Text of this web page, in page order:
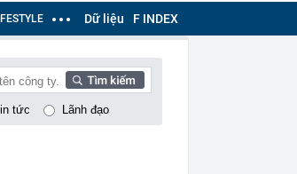
Dữ liệu F INDEX
tức Lãnh đạo